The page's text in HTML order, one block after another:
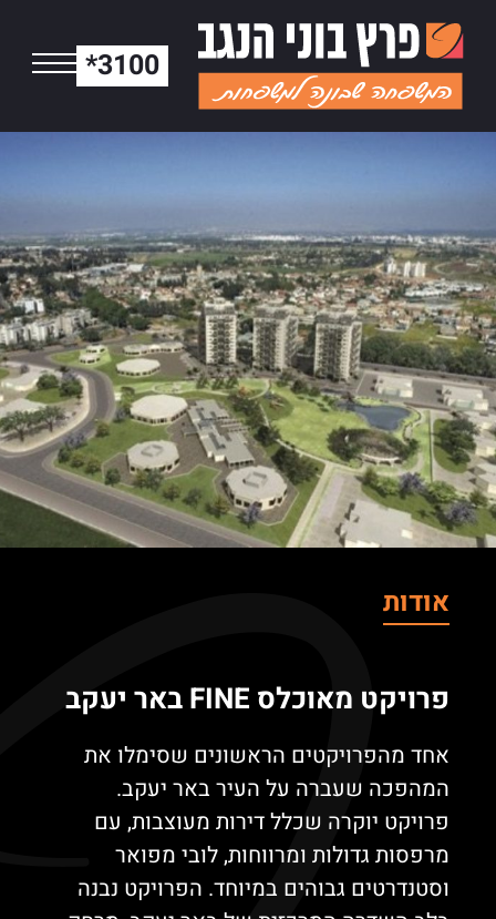
*3100
באר יעקב | FINE
אודות
פרויקט מאוכלס FINE באר יעקב
אחד מהפרויקטים הראשונים שסימלו את
המהפכה שעברה על העיר באר יעקב.
פרויקט יוקרה שכלל דירות מעוצבות, עם
מרפסות גדולות ומרווחות, לובי מפואר
וסטנדרטים גבוהים במיוחד. הפרויקט נבנה